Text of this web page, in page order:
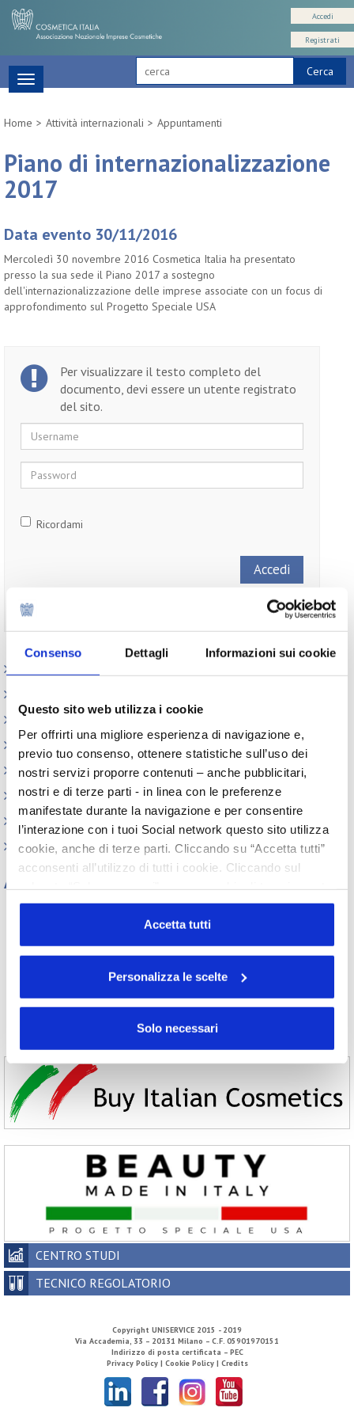
Consenso Dettagli Informazioni sui cookie
Questo sito web utilizza i cookie
Per offrirti una migliore esperienza di navigazione e,
previo tuo consenso, ottenere statistiche sull’uso dei
nostri servizi proporre contenuti – anche pubblicitari,
nostri e di terze parti - in linea con le preferenze
manifestate durante la navigazione e per consentire
l’interazione con i tuoi Social network questo sito utilizza
cookie, anche di terze parti. Cliccando su “Accetta tutti”
acconsenti all’utilizzo di tutti i cookie. Cliccando sul
o profilazione viene utilizzato. Cliccando su
“Personalizza le scelte” è possibile esprimere la propria
volontà in relazione a ciascuna categoria di cookie del
Accetta tutti
Personalizza le scelte
Solo necessari
Cerca
Accedi
Registrati
Toggle
navigation
Home
Attività internazionali Appuntamenti
Piano di internazionalizzazione
2017
Data evento 30/11/2016
Mercoledì 30 novembre 2016 Cosmetica Italia ha presentato
presso la sua sede il Piano 2017 a sostegno
dell'internazionalizzazione delle imprese associate con un focus di
approfondimento sul Progetto Speciale USA
Per visualizzare il testo completo del
documento, devi essere un utente registrato
del sito.
Username
Password
Ricordami
Non ti sei ancora registrato?
Webinar
Memorandum of Understanding
Corsi di formazione
FAQ
Archivio
Tutti gli anni
2024
2022
2021 2020
2019
2013 2012
2010
2009 2008
2007
CENTRO STUDI
TECNICO REGOLATORIO
Copyright UNISERVICE 2015 - 2019
Via Accademia, 33 – 20131 Milano – C.F. 05901970151
Indirizzo di posta certificata – PEC
Privacy Policy | Cookie Policy | Credits